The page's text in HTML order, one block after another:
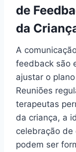
de
da
A
feedback são
ajustar o
Reuniões
terapeutas
da criança, a
celebração de
podem ser